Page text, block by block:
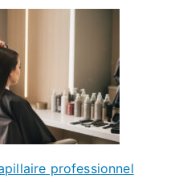
professionnel